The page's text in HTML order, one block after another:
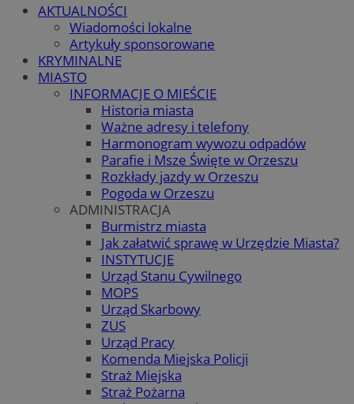
AKTUALNOŚCI
Wiadomości lokalne
Artykuły sponsorowane
KRYMINALNE
MIASTO
INFORMACJE O MIEŚCIE
Historia miasta
Ważne adresy i telefony
Harmonogram wywozu odpadów
Parafie i Msze Święte w Orzeszu
Rozkłady jazdy w Orzeszu
Pogoda w Orzeszu
ADMINISTRACJA
Burmistrz miasta
Jak załatwić sprawę w Urzędzie Miasta?
INSTYTUCJE
Urząd Stanu Cywilnego
MOPS
Urząd Skarbowy
ZUS
Urząd Pracy
Komenda Miejska Policji
Straż Miejska
Straż Pożarna